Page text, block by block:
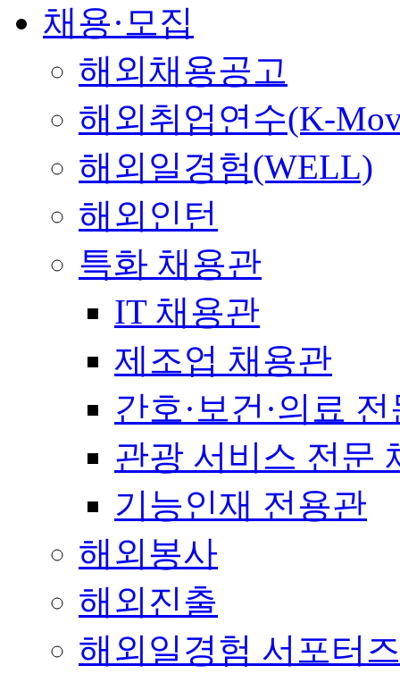
채용·모집
해외채용공고
해외취업연수(K-
해외일경험(WELL)
해외인턴
특화 채용관
IT 채용관
제조업 채용관
간호·보건·의료
관광 서비스 전문
기능인재 전용관
해외봉사
해외진출
해외일경험 서포터